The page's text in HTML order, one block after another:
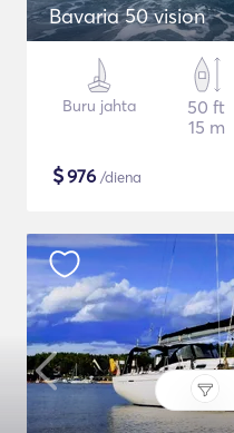
Bavaria 50 vision
Buru jahta
50 ft
15 m
$976 /diena